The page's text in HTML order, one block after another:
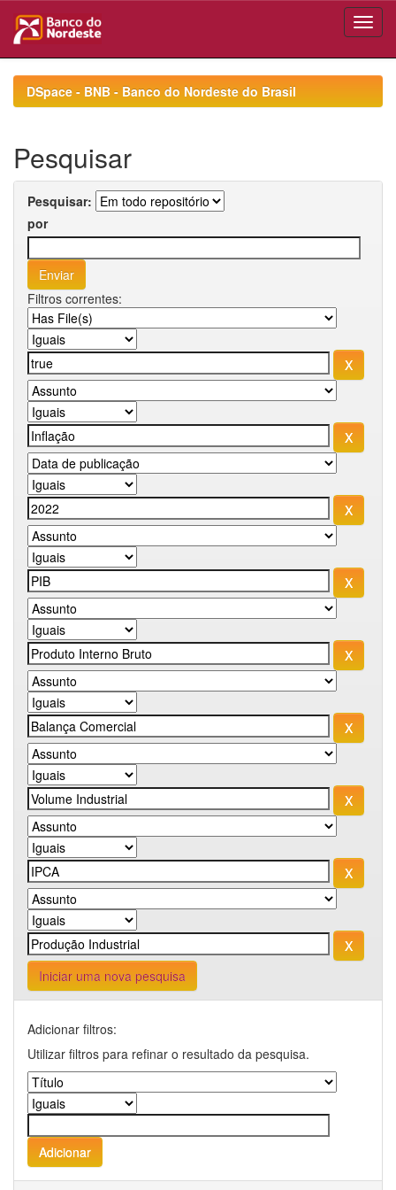
navigationDSpace - BNB - Banco do Nordeste do Brasil
Pesquisar
Pesquisar:
por
Filtros correntes:
Iniciar uma nova pesquisa
Adicionar filtros:
Utilizar filtros para refinar o resultado da pesquisa.